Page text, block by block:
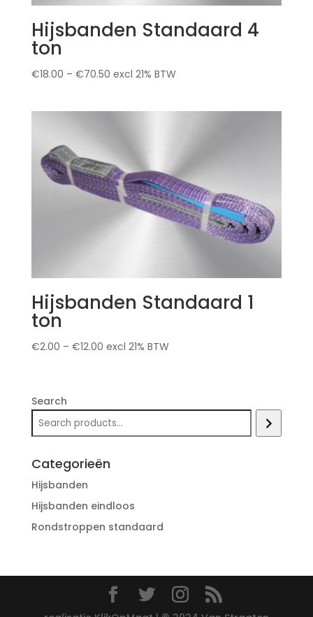
Hijsbanden Standaard 4
ton
€18.00 – €70.50 excl 21% BTW
Hijsbanden Standaard 1
ton
€2.00 – €12.00 excl 21% BTW
Search
Categorieën
Hijsbanden
Hijsbanden eindloos
Rondstroppen standaard